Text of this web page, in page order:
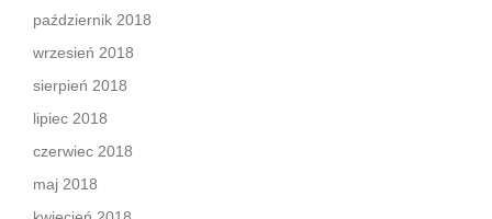
październik 2018
wrzesień 2018
sierpień 2018
lipiec 2018
czerwiec 2018
maj 2018